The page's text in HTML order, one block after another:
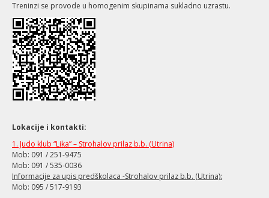
Treninzi se provode u homogenim skupinama sukladno uzrastu.
Lokacije i kontakti:
1. Judo klub “Lika” – Strohalov prilaz b.b. (Utrina)
Mob: 091 / 251-9475
Mob: 091 / 535-0036
Informacije za upis predškolaca -Strohalov prilaz b.b. (Utrina):
Mob: 095 / 517-9193